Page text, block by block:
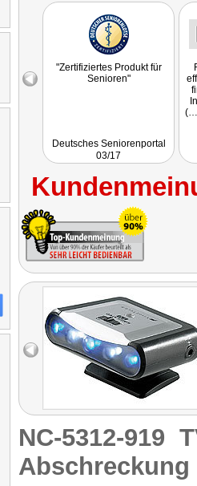
"Zertifiziertes Produkt für
Senioren"
Deutsches Seniorenportal
03/17
NC-5312-919
Abschreckung